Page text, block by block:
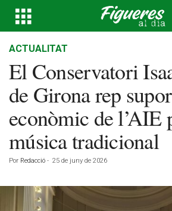
ACTUALITAT
El Conservatori
de Girona rep
econòmic de l’AIE
música tradicional
Por Redacció - 25 de juny de 2026